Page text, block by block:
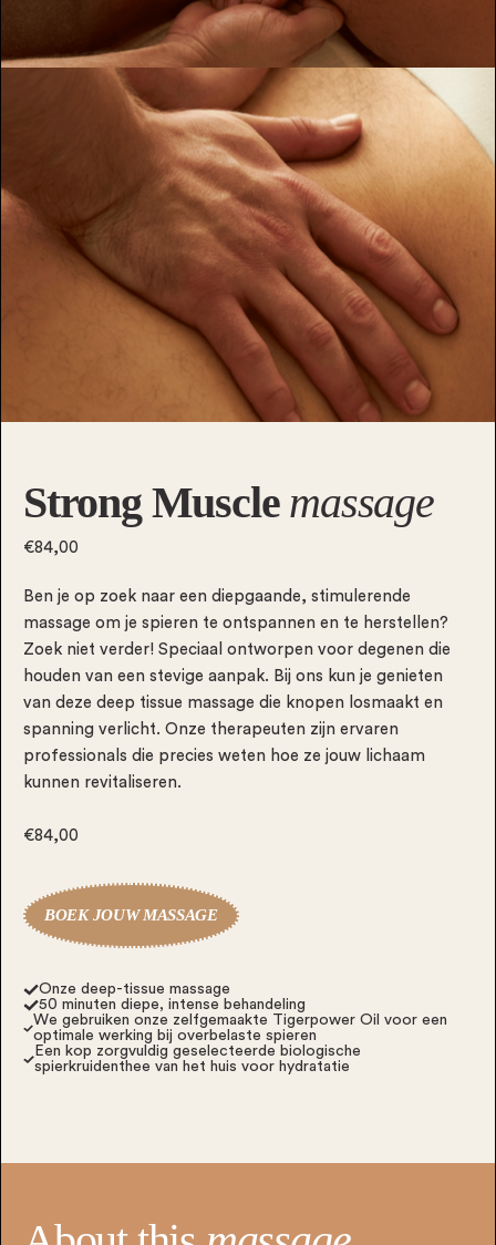
Strong Muscle massage
€84,00
Ben je op zoek naar een diepgaande, stimulerende
massage om je spieren te ontspannen en te herstellen?
Zoek niet verder! Speciaal ontworpen voor degenen die
houden van een stevige aanpak. Bij ons kun je genieten
van deze deep tissue massage die knopen losmaakt en
spanning verlicht. Onze therapeuten zijn ervaren
professionals die precies weten hoe ze jouw lichaam
kunnen revitaliseren.
€84,00
BOEK JOUW MASSAGE
Onze deep-tissue massage
50 minuten diepe, intense behandeling
We gebruiken onze zelfgemaakte Tigerpower Oil voor een
optimale werking bij overbelaste spieren
Een kop zorgvuldig geselecteerde biologische
spierkruidenthee van het huis voor hydratatie